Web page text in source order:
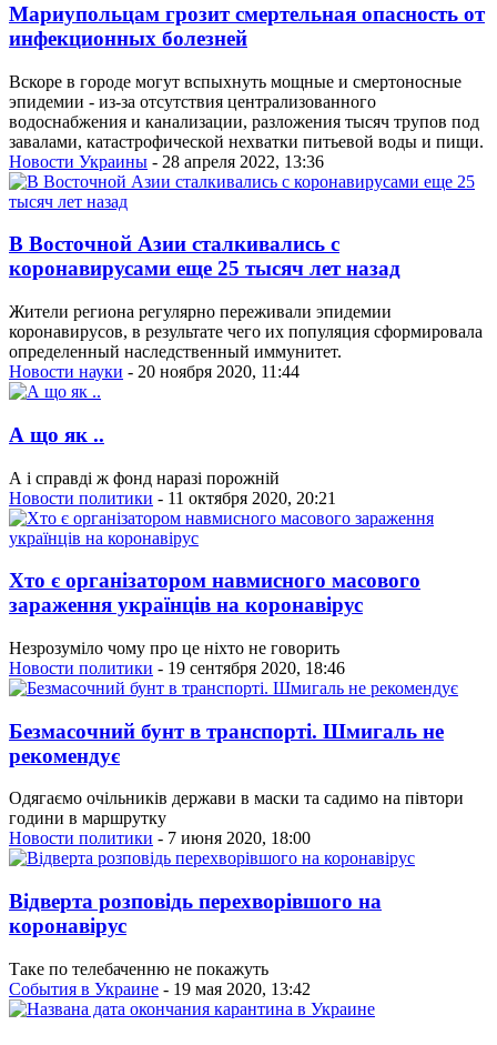
Мариупольцам грозит смертельная опасность от
инфекционных болезней
Вскоре в городе могут вспыхнуть мощные и смертоносные
эпидемии - из-за отсутствия централизованного
водоснабжения и канализации, разложения тысяч трупов под
завалами, катастрофической нехватки питьевой воды и пищи.
Новости Украины - 28 апреля 2022, 13:36
В Восточной Азии сталкивались с
коронавирусами еще 25 тысяч лет назад
Жители региона регулярно переживали эпидемии
коронавирусов, в результате чего их популяция сформировала
определенный наследственный иммунитет.
Новости науки - 20 ноября 2020, 11:44
А що як ..
А і справді ж фонд наразі порожній
Новости политики - 11 октября 2020, 20:21
Хто є організатором навмисного масового
зараження українців на коронавірус
Незрозуміло чому про це ніхто не говорить
Новости политики - 19 сентября 2020, 18:46
Безмасочний бунт в транспорті. Шмигаль не
рекомендує
Одягаємо очільників держави в маски та садимо на півтори
години в маршрутку
Новости политики - 7 июня 2020, 18:00
Відверта розповідь перехворівшого на
коронавірус
Таке по телебаченню не покажуть
События в Украине - 19 мая 2020, 13:42